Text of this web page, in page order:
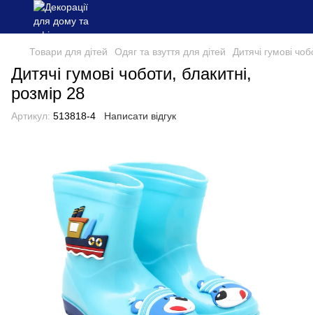
Товари для дітей Одяг та взуття для дітей Дитячі гумові
Дитячі гумові чоботи, блакитні,
розмір 28
Артикул: 513818-4 Написати відгук